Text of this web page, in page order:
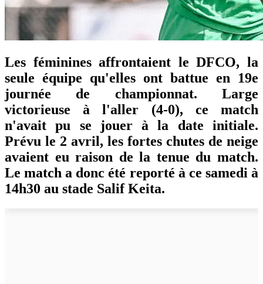
Les féminines affrontaient le DFCO, la
seule équipe qu'elles ont battue en 19e
journée de championnat. Large
victorieuse à l'aller (4-0), ce match
n'avait pu se jouer à la date initiale.
Prévu le 2 avril, les fortes chutes de neige
avaient eu raison de la tenue du match.
Le match a donc été reporté à ce samedi à
14h30 au stade Salif Keita.